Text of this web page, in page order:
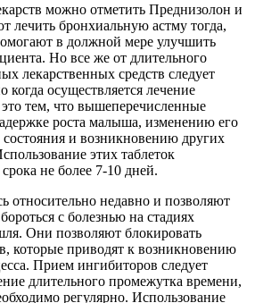
можно отметить Преднизолон и
лечить бронхиальную астму тогда,
в должной мере улучшить
Но все же от длительного
лекарственных средств следует
когда осуществляется лечение
тем, что вышеперечисленные
роста малыша, изменению его
и возникновению других
этих таблеток
не более 7-10 дней.
относительно недавно и позволяют
с болезнью на стадиях
Они позволяют блокировать
которые приводят к возникновению
Прием ингибиторов следует
длительного промежутка времени,
регулярно. Использование